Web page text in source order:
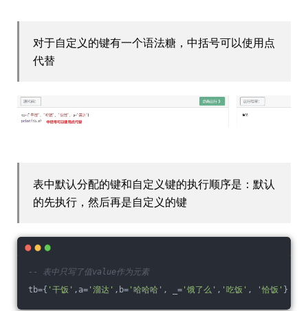
对于自定义的键有一个语法糖，中括号可以使用点
代替
表中默认分配的键和自定义键的执行顺序是：默认
的先执行，然后再是自定义的键
-- 表中只写了值value作为元素
tb={ '干饭' ,a= '溜达' ,b= '哈哈哈' , _= '饿了么' , '吃饭' , '恰饭' }